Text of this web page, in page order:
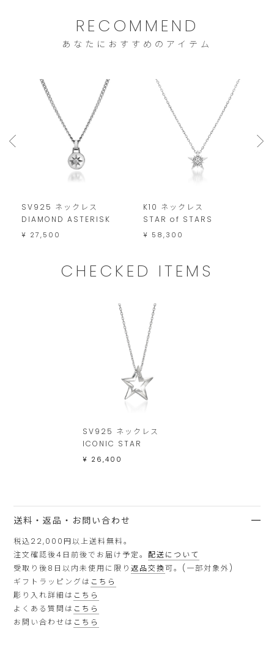
RECOMMEND
あなたにおすすめのアイテム
SV925 ネックレス
DIAMOND ASTERISK
¥ 27,500
K10 ネックレス
STAR of STARS
¥ 58,300
CHECKED ITEMS
SV925 ネックレス
ICONIC STAR
¥ 26,400
送料・返品・お問い合わせ
税込22,000円以上送料無料。
注文確認後4日前後でお届け予定。配送について
受取り後8日以内未使用に限り返品交換可。(一部対象外)
ギフトラッピングは こちら
彫り入れ詳細は こちら
よくある質問は こちら
お問い合わせは こちら